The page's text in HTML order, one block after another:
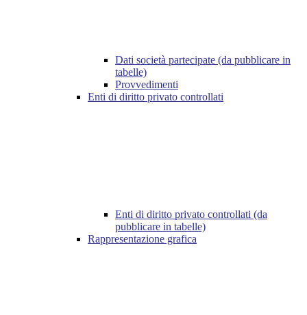
Dati società partecipate (da pubblicare in
tabelle)
Provvedimenti
Enti di diritto privato controllati
Enti di diritto privato controllati (da
pubblicare in tabelle)
Rappresentazione grafica